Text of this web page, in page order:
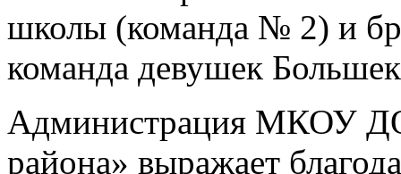
школы (команда № 2) и
команда девушек
Администрация МКОУ
района» выражает